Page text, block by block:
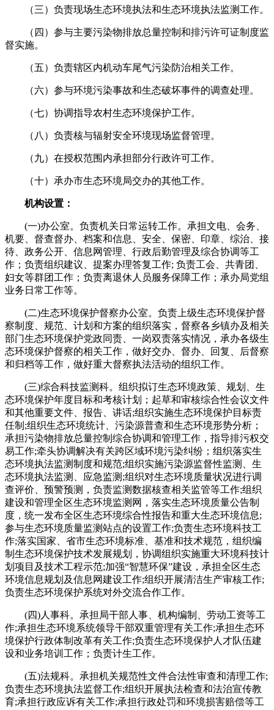
（三）负责现场生态环境执法和生态环境执法监测工作。
（四）参与主要污染物排放总量控制和排污许可证制度监
督实施。
（五）负责辖区内机动车尾气污染防治相关工作。
（六）参与环境污染事故和生态破坏事件的调查处理。
（七）协调指导农村生态环境保护工作。
（八）负责核与辐射安全环境现场监督管理。
（九）在授权范围内承担部分行政许可工作。
（十）承办市生态环境局交办的其他工作。
机构设置：
(一)办公室。负责机关日常运转工作。承担文电、会务、
机要、督查督办、档案和信息、安全、保密、印章、综治、接
待、政务公开、信息网管理、行政后勤管理及综合协调等工
作；负责组织建议、提案办理答复工作; 负责工会、共青团、
妇女等群团工作；负责离退休人员服务保障工作；承办局党组
业务日常工作等。
(二)生态环境保护督察办公室。负责上级生态环境保护督
察制度、规范、计划和方案的组织落实，督察各乡镇办及相关
部门生态环境保护党政同责、一岗双责落实情况，承办各级生
态环境保护督察的相关工作，做好交办、督办、回复、后督察
和归档等工作，做好重大督察执法活动的组织工作。
(三)综合科技监测科。组织拟订生态环境政策、规划、生
态环境保护年度目标和考核计划；起草和审核综合性会议文件
和其他重要文件、报告、讲话;组织实施生态环境保护目标责
任制;组织生态环境统计、污染源普查和生态环境形势分析；
承担污染物排放总量控制综合协调和管理工作，指导排污权交
易工作;牵头协调解决有关跨区域环境污染纠纷；组织落实生
态环境执法监测制度和规范;组织实施污染源监督性监测、生
态环境执法监测、应急监测;组织对生态环境质量状况进行调
查评价、预警预测，负责监测数据核查相关监管等工作;组织
建设和管理全区生态环境监测网，落实生态环境质量公告制
度，统一发布全区生态环境综合性报告和重大生态环境信息;
参与生态环境质量监测站点的设置工作;负责生态环境科技工
作;落实国家、省市生态环境标准、基准和技术规范，组织编
制生态环境保护技术发展规划，协调组织实施重大环境科技计
划项目及技术工程示范;加强“智慧环保”建设，承担全区生态
环境信息规划及信息网建设工作;组织开展清洁生产审核工作;
负责生态环境保护系统对外交流合作工作。
(四)人事科。承担局干部人事、机构编制、劳动工资等工
作;承担生态环境系统领导干部双重管理有关工作;承担生态环
境保护行政体制改革有关工作;负责生态环境保护人才队伍建
设和业务培训工作；负责计生工作。
(五)法规科。承担机关规范性文件合法性审查和清理工作;
负责生态环境执法监督工作;组织开展执法检查和法治宣传教
育;承担行政应诉有关工作;承担行政处罚和环境损害赔偿等工